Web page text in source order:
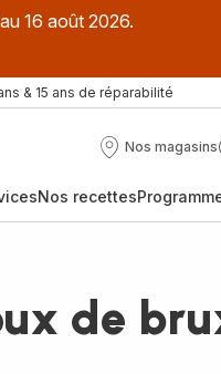
16 août 2026.
& 15 ans de réparabilité
Nos magasins
Nos
Nos recettes
de